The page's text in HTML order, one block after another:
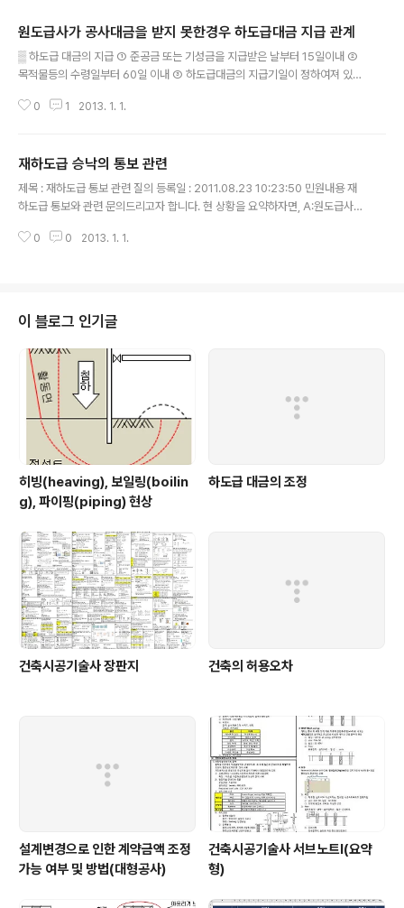
원도급사가 공사대금을 받지 못한경우 하도급대금 지급 관계
▒ 하도급 대금의 지급 ① 준공금 또는 기성금을 지급받은 날부터 15일이내 ②
목적물등의 수령일부터 60일 이내 ③ 하도급대금의 지급기일이 정하여져 있지
날 ④ 하도급대금을 목적물등의 수령일부터 60일이 지난 후에 지급하는 경우 :
합니다. 원도급자가 공사대금을 받지 못한경우 하도급대금지급에 대한 질의회
신(Q&A)를 모아 보았습니다. 아래 질의회신(Q&A)은 국토해양부, 공정거래위
원회 홈페이지에서 찾아 볼 수 있습니다. 제목 : 하도급대금 지급관련 등록일 : 2
0 1 2013. 1. 1.
재하도급 승낙의 통보 관련
제목 : 재하도급 통보 관련 질의 등록일 : 2011.08.23 10:23:50 민원내용 재
하도급 통보와 관련 문의드리고자 합니다. 현 상황을 요약하자면, A:원도급사,
다시 일부를 B는 C에게 재하도급을 준 상황임. 이때 건산법 제29조에 의해 발
대상은 A, B 중 누구인지? 3. B가 C에 재하도급을 줄때에도 재하도급율이 8
2%(최저가 70%이하 낙찰시 85%) 이상을 만족해야하는지?..
0 0 2013. 1. 1.
이 블로그 인기글
히빙(heaving), 보일링(boilin
g), 파이핑(piping) 현상
하도급 대금의 조정
건축시공기술사 장판지 건축의 허용오차
설계변경으로 인한 계약금액 조정
가능 여부 및 방법(대형공사)
건축시공기술사 서브노트Ⅰ(요약
형)